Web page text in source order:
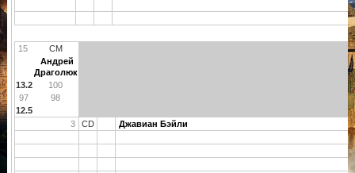
15
CM
Андрей
Драголюк
13.2
100
97
98
12.5
3
CD Джавиан Бэйли